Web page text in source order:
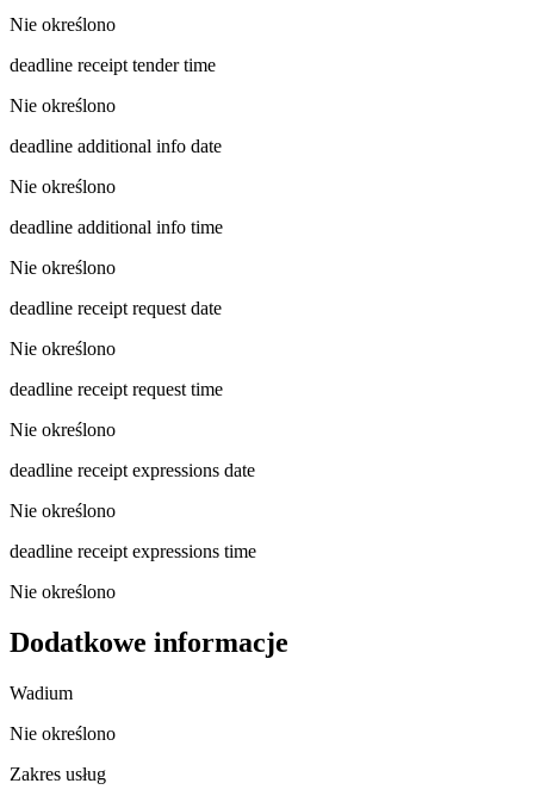
Nie określono
deadline receipt tender time
Nie określono
deadline additional info date
Nie określono
deadline additional info time
Nie określono
deadline receipt request date
Nie określono
deadline receipt request time
Nie określono
deadline receipt expressions date
Nie określono
deadline receipt expressions time
Nie określono
Dodatkowe informacje
Wadium
Nie określono
Zakres usług